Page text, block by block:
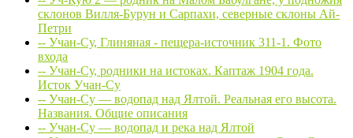
склонов Вилля-Бурун и Сарпахи, северные склоны Ай-
Петри
-- Учан-Су, Глиняная - пещера-источник 311-1. Фото
входа
-- Учан-Су, родники на истоках. Каптаж 1904 года.
Исток Учан-Су
-- Учан-Су — водопад над Ялтой. Реальная его высота.
Названия. Общие описания
-- Учан-Су — водопад и река над Ялтой